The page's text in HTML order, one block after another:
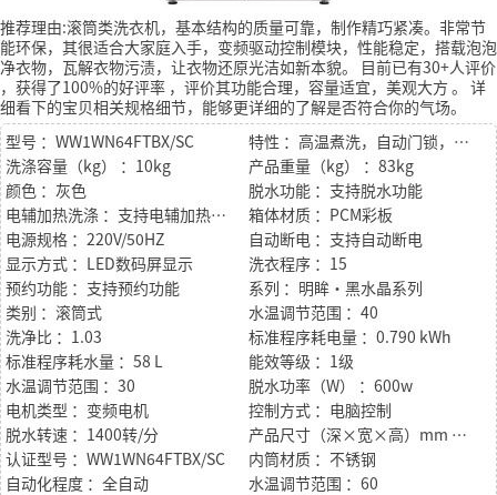
推荐理由:滚筒类洗衣机，基本结构的质量可靠，制作精巧紧凑。非常节
能环保，其很适合大家庭入手，变频驱动控制模块，性能稳定，搭载泡泡
净衣物，瓦解衣物污渍，让衣物还原光洁如新本貌。
目前已有30+人评价
，获得了100%的好评率 ，评价其功能合理，容量适宜，美观大方 。 详
细看下的宝贝相关规格细节，能够更详细的了解是否符合你的气场。
型号 ：WW1WN64FTBX/SC
特性 ：高温煮洗，自动门锁，耐热抗潮材质，环保筒清洁
洗涤容量（kg） ：10kg
产品重量（kg） ：83kg
颜色 ：灰色
脱水功能 ：支持脱水功能
电辅加热洗涤 ：支持电辅加热洗涤
箱体材质 ：PCM彩板
电源规格 ：220V/50HZ
自动断电 ：支持自动断电
显示方式 ：LED数码屏显示
洗衣程序 ：15
预约功能 ：支持预约功能
系列 ：明眸·黑水晶系列
类别 ：滚筒式
水温调节范围 ：40
洗净比 ：1.03
标准程序耗电量 ：0.790 kWh
标准程序耗水量 ：58 L
能效等级 ：1级
水温调节范围 ：30
脱水功率（W） ：600w
电机类型 ：变频电机
控制方式 ：电脑控制
脱水转速 ：1400转/分
产品尺寸（深×宽×高）mm ：600x600x850mm
认证型号 ：WW1WN64FTBX/SC
内筒材质 ：不锈钢
自动化程度 ：全自动
水温调节范围 ：60